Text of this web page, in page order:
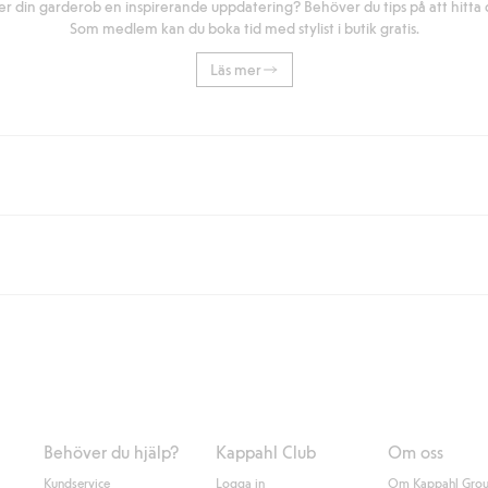
din garderob en inspirerande uppdatering? Behöver du tips på att hitta
Som medlem kan du boka tid med stylist i butik gratis.
Läs mer
du handlar för över 500kr med leverans till ombud eller paketbox
Behöver du hjälp?
Kundservice
Kappahl Club
Logga in
Om oss
Om Kappahl